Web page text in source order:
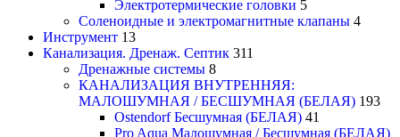
Электротермические головки 5
Соленоидные и электромагнитные клапаны 4
Инструмент 13
Канализация. Дренаж. Септик 311
Дренажные системы 8
КАНАЛИЗАЦИЯ ВНУТРЕННЯЯ:
МАЛОШУМНАЯ / БЕСШУМНАЯ (БЕЛАЯ) 193
Ostendorf Бесшумная (БЕЛАЯ) 41
Pro Aqua Малошумная / Бесшумная (БЕЛАЯ)